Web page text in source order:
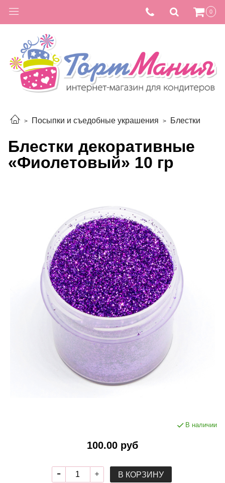
0
Посыпки и съедобные украшения Блестки
Блестки декоративные
«Фиолетовый» 10 гр
В наличии
100.00 руб
В КОРЗИНУ